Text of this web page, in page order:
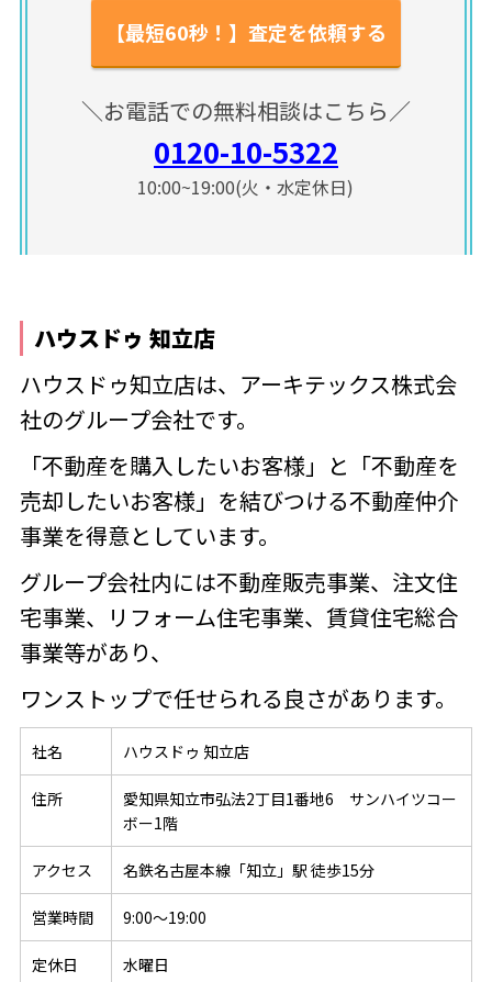
【最短60秒！】査定を依頼する
＼お電話での無料相談はこちら／
0120-10-5322
10:00~19:00(火・水定休日)
ハウスドゥ 知立店
ハウスドゥ知立店は、アーキテックス株式会
社のグループ会社です。
「不動産を購入したいお客様」と「不動産を
売却したいお客様」を結びつける不動産仲介
事業を得意としています。
グループ会社内には不動産販売事業、注文住
宅事業、リフォーム住宅事業、賃貸住宅総合
事業等があり、
ワンストップで任せられる良さがあります。
社名 ハウスドゥ 知立店
住所
愛知県知立市弘法2丁目1番地6 サンハイツコー
ボー1階
アクセス 名鉄名古屋本線「知立」駅 徒歩15分
営業時間 9:00～19:00
定休日 水曜日